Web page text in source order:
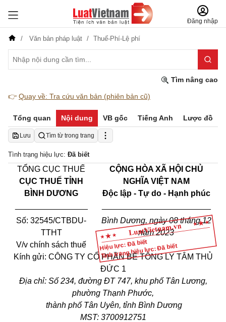
Đăng nhập
Văn bản pháp luật Thuế-Phí-Lệ phí
Tìm nâng cao
👉 Quay về: Tra cứu văn bản (phiên bản cũ)
Tổng quan Nội dung VB gốc Tiếng Anh Lược đồ
Lưu Tìm từ trong trang
Tình trạng hiệu lực: Đã biết
Hiệu lực: Đã biết
Tình trạng hiệu lực: Đã biết
TỔNG CỤC THUẾ
CỤC THUẾ TỈNH
BÌNH DƯƠNG
CỘNG HÒA XÃ HỘI CHỦ
NGHĨA VIỆT NAM
Độc lập - Tự do - Hạnh phúc
Số: 32545/CTBDU-
TTHT
V/v chính sách thuế
Bình Dương, ngày08tháng12
năm 2023
Kính gửi: CÔNG TY CỔ PHẦN BÊ TÔNG LY TÂM THỦ
ĐỨC 1
Địa chỉ: Số 234, đường ĐT 747, khu phố Tân Lương,
phường Thạnh Phước,
thành phố Tân Uyên, tỉnh Bình Dương
MST: 3700912751